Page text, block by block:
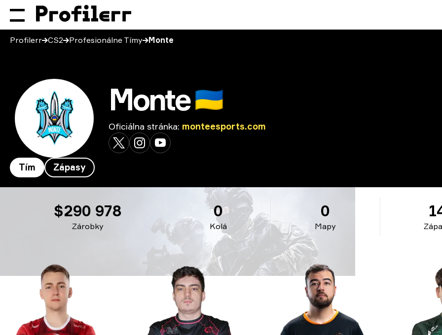
Profilerr CS2 Profesionálne Tímy Monte
Monte 🇺🇦
Oficiálna stránka: monteesports.com
Tím Zápasy
Zárobky
$290 978
Kolá
0
Mapy
0